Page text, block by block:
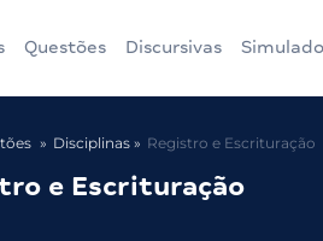
Questões Discursivas
Disciplinas Registro e Escrituração
e Escrituração